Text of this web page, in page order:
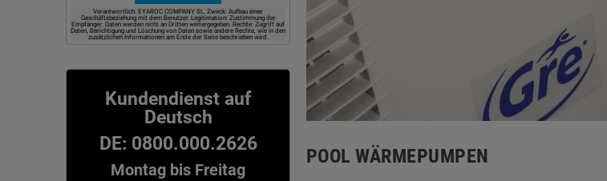
Verantwortlich: EYAROC COMPANY SL, Zweck: Aufbau einer
Geschäftsbeziehung mit dem Benutzer. Legitimation: Zustimmung der
Empfänger: Daten werden nicht an Dritten weitergegeben. Rechte: Zugriff auf
Daten, Berichtigung und Löschung von Daten sowie andere Rechte, wie in den
zusätzlichen Informationen am Ende der Seite beschrieben wird.
Kundendienst auf
Deutsch
DE: 0800.000.2626
Montag bis Freitag
POOL WÄRMEPUMPEN